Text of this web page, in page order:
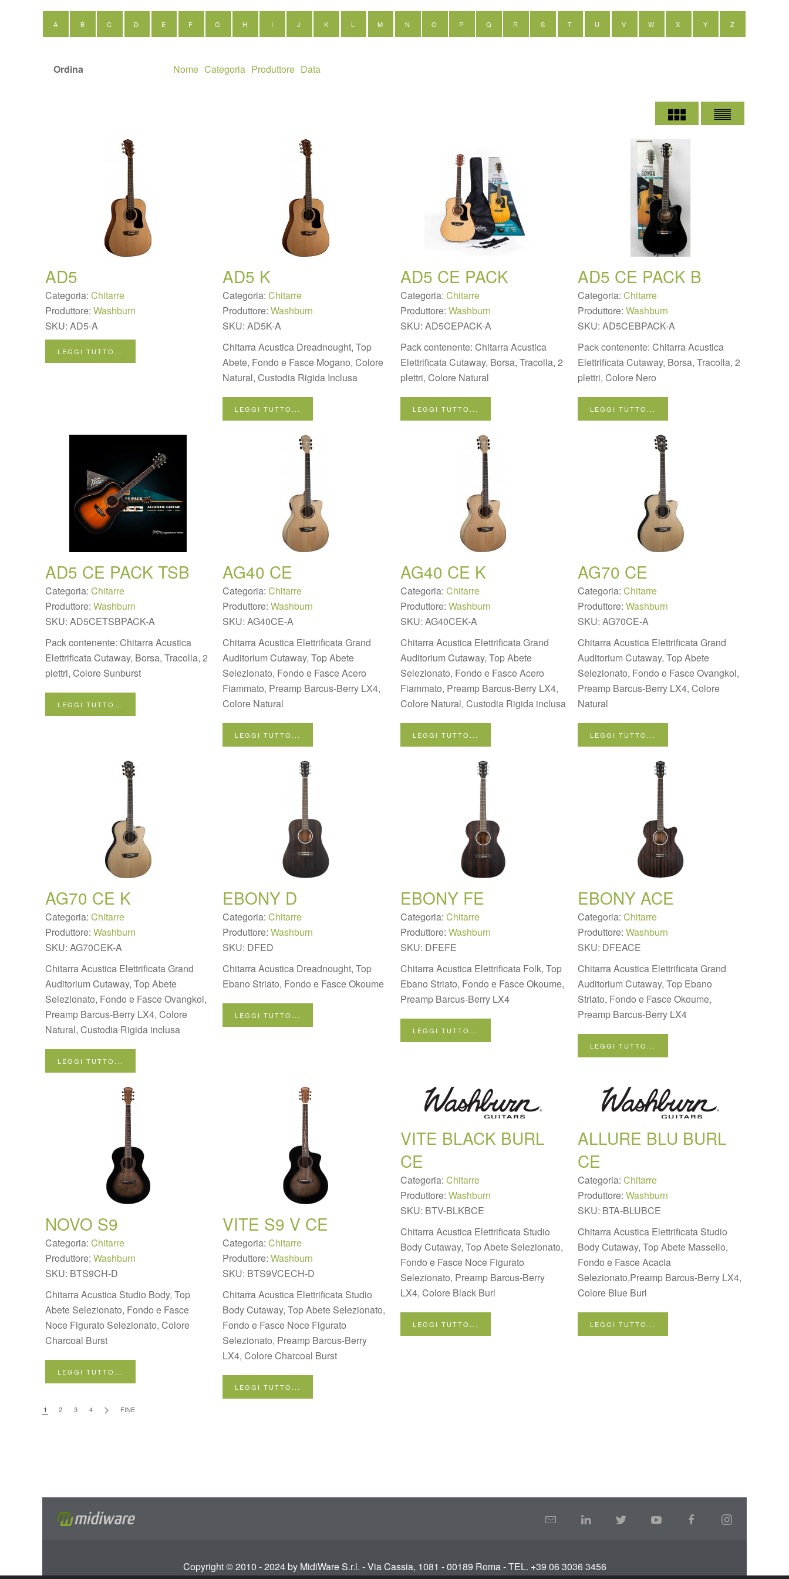
A B C D E F G H I J K L M N O P Q R S T U V W X Y Z
Ordina Nome Categoria Produttore Data
AD5
Categoria: Chitarre
Produttore: Washburn
SKU: AD5-A
LEGGI TUTTO...
AD5 K
Categoria:Chitarre
Produttore:Washburn
SKU:AD5K-A
Chitarra Acustica Dreadnought, Top
Abete, Fondo e Fasce Mogano, Colore
Natural, Custodia Rigida Inclusa
LEGGI TUTTO...
AD5 CE PACK
Categoria: Chitarre
Produttore: Washburn
SKU: AD5CEPACK-A
Pack contenente: Chitarra Acustica
Elettrificata Cutaway, Borsa, Tracolla, 2
plettri, Colore Natural
LEGGI TUTTO...
AD5 CE PACK B
Categoria:Chitarre
Produttore:Washburn
SKU:AD5CEBPACK-A
Pack contenente: Chitarra Acustica
Elettrificata Cutaway, Borsa, Tracolla, 2
plettri, Colore Nero
LEGGI TUTTO...
AD5 CE PACK TSB
Categoria: Chitarre
Produttore: Washburn
SKU: AD5CETSBPACK-A
Pack contenente: Chitarra Acustica
Elettrificata Cutaway, Borsa, Tracolla, 2
plettri, Colore Sunburst
LEGGI TUTTO...
AG40 CE
Categoria:Chitarre
Produttore:Washburn
SKU:AG40CE-A
Chitarra Acustica Elettrificata Grand
Auditorium Cutaway, Top Abete
Selezionato, Fondo e Fasce Acero
Fiammato, Preamp Barcus-Berry LX4,
Colore Natural
LEGGI TUTTO...
AG40 CE K
Categoria: Chitarre
Produttore: Washburn
SKU: AG40CEK-A
Chitarra Acustica Elettrificata Grand
Auditorium Cutaway, Top Abete
Selezionato, Fondo e Fasce Acero
Fiammato, Preamp Barcus-Berry LX4,
Colore Natural, Custodia Rigida inclusa
LEGGI TUTTO...
AG70 CE
Categoria:Chitarre
Produttore:Washburn
SKU:AG70CE-A
Chitarra Acustica Elettrificata Grand
Auditorium Cutaway, Top Abete
Selezionato, Fondo e Fasce Ovangkol,
Preamp Barcus-Berry LX4, Colore
Natural
LEGGI TUTTO...
AG70 CE K
Categoria: Chitarre
Produttore: Washburn
SKU: AG70CEK-A
Chitarra Acustica Elettrificata Grand
Auditorium Cutaway, Top Abete
Selezionato, Fondo e Fasce Ovangkol,
Preamp Barcus-Berry LX4, Colore
Natural, Custodia Rigida inclusa
LEGGI TUTTO...
EBONY D
Categoria:Chitarre
Produttore:Washburn
SKU: DFED
Chitarra Acustica Dreadnought, Top
Ebano Striato, Fondo e Fasce Okoume
LEGGI TUTTO...
EBONY FE
Categoria: Chitarre
Produttore: Washburn
SKU: DFEFE
Chitarra Acustica Elettrificata Folk, Top
Ebano Striato, Fondo e Fasce Okoume,
Preamp Barcus-Berry LX4
LEGGI TUTTO...
EBONY ACE
Categoria:Chitarre
Produttore:Washburn
SKU: DFEACE
Chitarra Acustica Elettrificata Grand
Auditorium Cutaway, Top Ebano
Striato, Fondo e Fasce Okoume,
Preamp Barcus-Berry LX4
LEGGI TUTTO...
NOVO S9
Categoria: Chitarre
Produttore: Washburn
SKU: BTS9CH-D
Chitarra Acustica Studio Body, Top
Abete Selezionato, Fondo e Fasce
Noce Figurato Selezionato, Colore
Charcoal Burst
LEGGI TUTTO...
VITE S9 V CE
Categoria:Chitarre
Produttore:Washburn
SKU: BTS9VCECH-D
Chitarra Acustica Elettrificata Studio
Body Cutaway, Top Abete Selezionato,
Fondo e Fasce Noce Figurato
Selezionato, Preamp Barcus-Berry
LX4, Colore Charcoal Burst
LEGGI TUTTO...
VITE BLACK BURL
CE
Categoria: Chitarre
Produttore: Washburn
SKU: BTV-BLKBCE
Chitarra Acustica Elettrificata Studio
Body Cutaway, Top Abete Selezionato,
Fondo e Fasce Noce Figurato
Selezionato, Preamp Barcus-Berry
LX4, Colore Black Burl
LEGGI TUTTO...
ALLURE BLU BURL
CE
Categoria:Chitarre
Produttore:Washburn
SKU: BTA-BLUBCE
Chitarra Acustica Elettrificata Studio
Body Cutaway, Top Abete Massello,
Fondo e Fasce Acacia
Selezionato,Preamp Barcus-Berry LX4,
Colore Blue Burl
LEGGI TUTTO...
1 2 3 4 FINE
Copyright © 2010 - 2024 by MidiWare S.r.l. - Via Cassia, 1081 - 00189 Roma - TEL. +39 06 3036 3456